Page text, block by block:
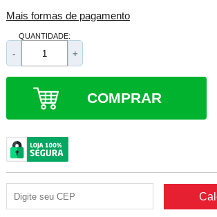
Mais formas de pagamento
QUANTIDADE:
- +
COMPRAR